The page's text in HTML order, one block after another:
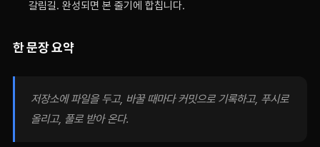
갈림길. 완성되면 본 줄기에 합칩니다.
한 문장 요약
저장소에 파일을 두고, 바꿀 때마다 커밋으로 기록하고, 푸시로
올리고, 풀로 받아 온다.